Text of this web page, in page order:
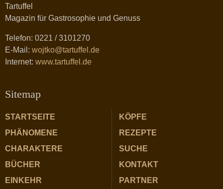
Tartuffel
Magazin für Gastrosophie und Genuss
Telefon: 0221 / 3101270
E-Mail: wojtko@tartuffel.de
Internet: www.tartuffel.de
Sitemap
STARTSEITE
PHÄNOMENE
CHARAKTERE
BÜCHER
EINKEHR
KÖPFE
REZEPTE
SUCHE
KONTAKT
PARTNER